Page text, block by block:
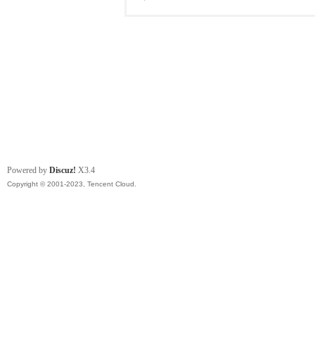
Powered by Discuz! X3.4
Copyright © 2001-2023, Tencent Cloud.